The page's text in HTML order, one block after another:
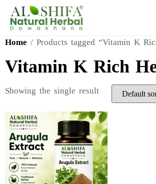
Home / Products tagged “Vitamin K
Vitamin K Rich
Showing the single result